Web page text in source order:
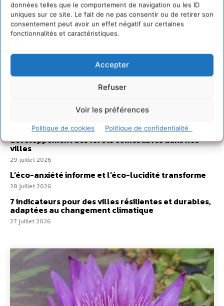
données telles que le comportement de navigation ou les ID
uniques sur ce site. Le fait de ne pas consentir ou de retirer son
consentement peut avoir un effet négatif sur certaines
fonctionnalités et caractéristiques.
Accepter
Refuser
Voir les préférences
Politique de cookies Politique de confidentialité
Sur Cdurable
Comment le sol français a perdu sa mémoire
hydrique et déréglé tout le territoire (2020-2026)
non humaines avec les communs de Zoepolis
Un kit citoyen pour lever les freins au
développement des forêts comestibles dans nos
villes
29 juillet 2026
L’éco-anxiété informe et l’éco-lucidité transforme
28 juillet 2026
7 indicateurs pour des villes résilientes et durables,
adaptées au changement climatique
27 juillet 2026